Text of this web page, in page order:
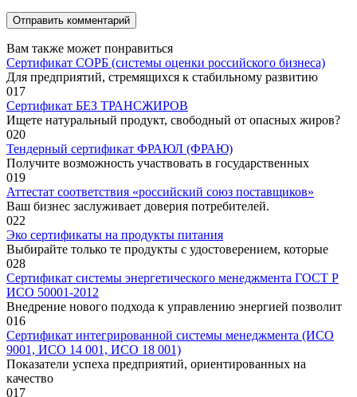
Вам также может понравиться
Сертификат СОРБ (системы оценки российского бизнеса)
Для предприятий, стремящихся к стабильному развитию
017
Сертификат БЕЗ ТРАНСЖИРОВ
Ищете натуральный продукт, свободный от опасных жиров?
020
Тендерный сертификат ФРАЮЛ (ФРАЮ)
Получите возможность участвовать в государственных
019
Аттестат соответствия «российский союз поставщиков»
Ваш бизнес заслуживает доверия потребителей.
022
Эко сертификаты на продукты питания
Выбирайте только те продукты с удостоверением, которые
028
Сертификат системы энергетического менеджмента ГОСТ Р
ИСО 50001-2012
Внедрение нового подхода к управлению энергией позволит
016
Сертификат интегрированной системы менеджмента (ИСО
9001, ИСО 14 001, ИСО 18 001)
Показатели успеха предприятий, ориентированных на
качество
017